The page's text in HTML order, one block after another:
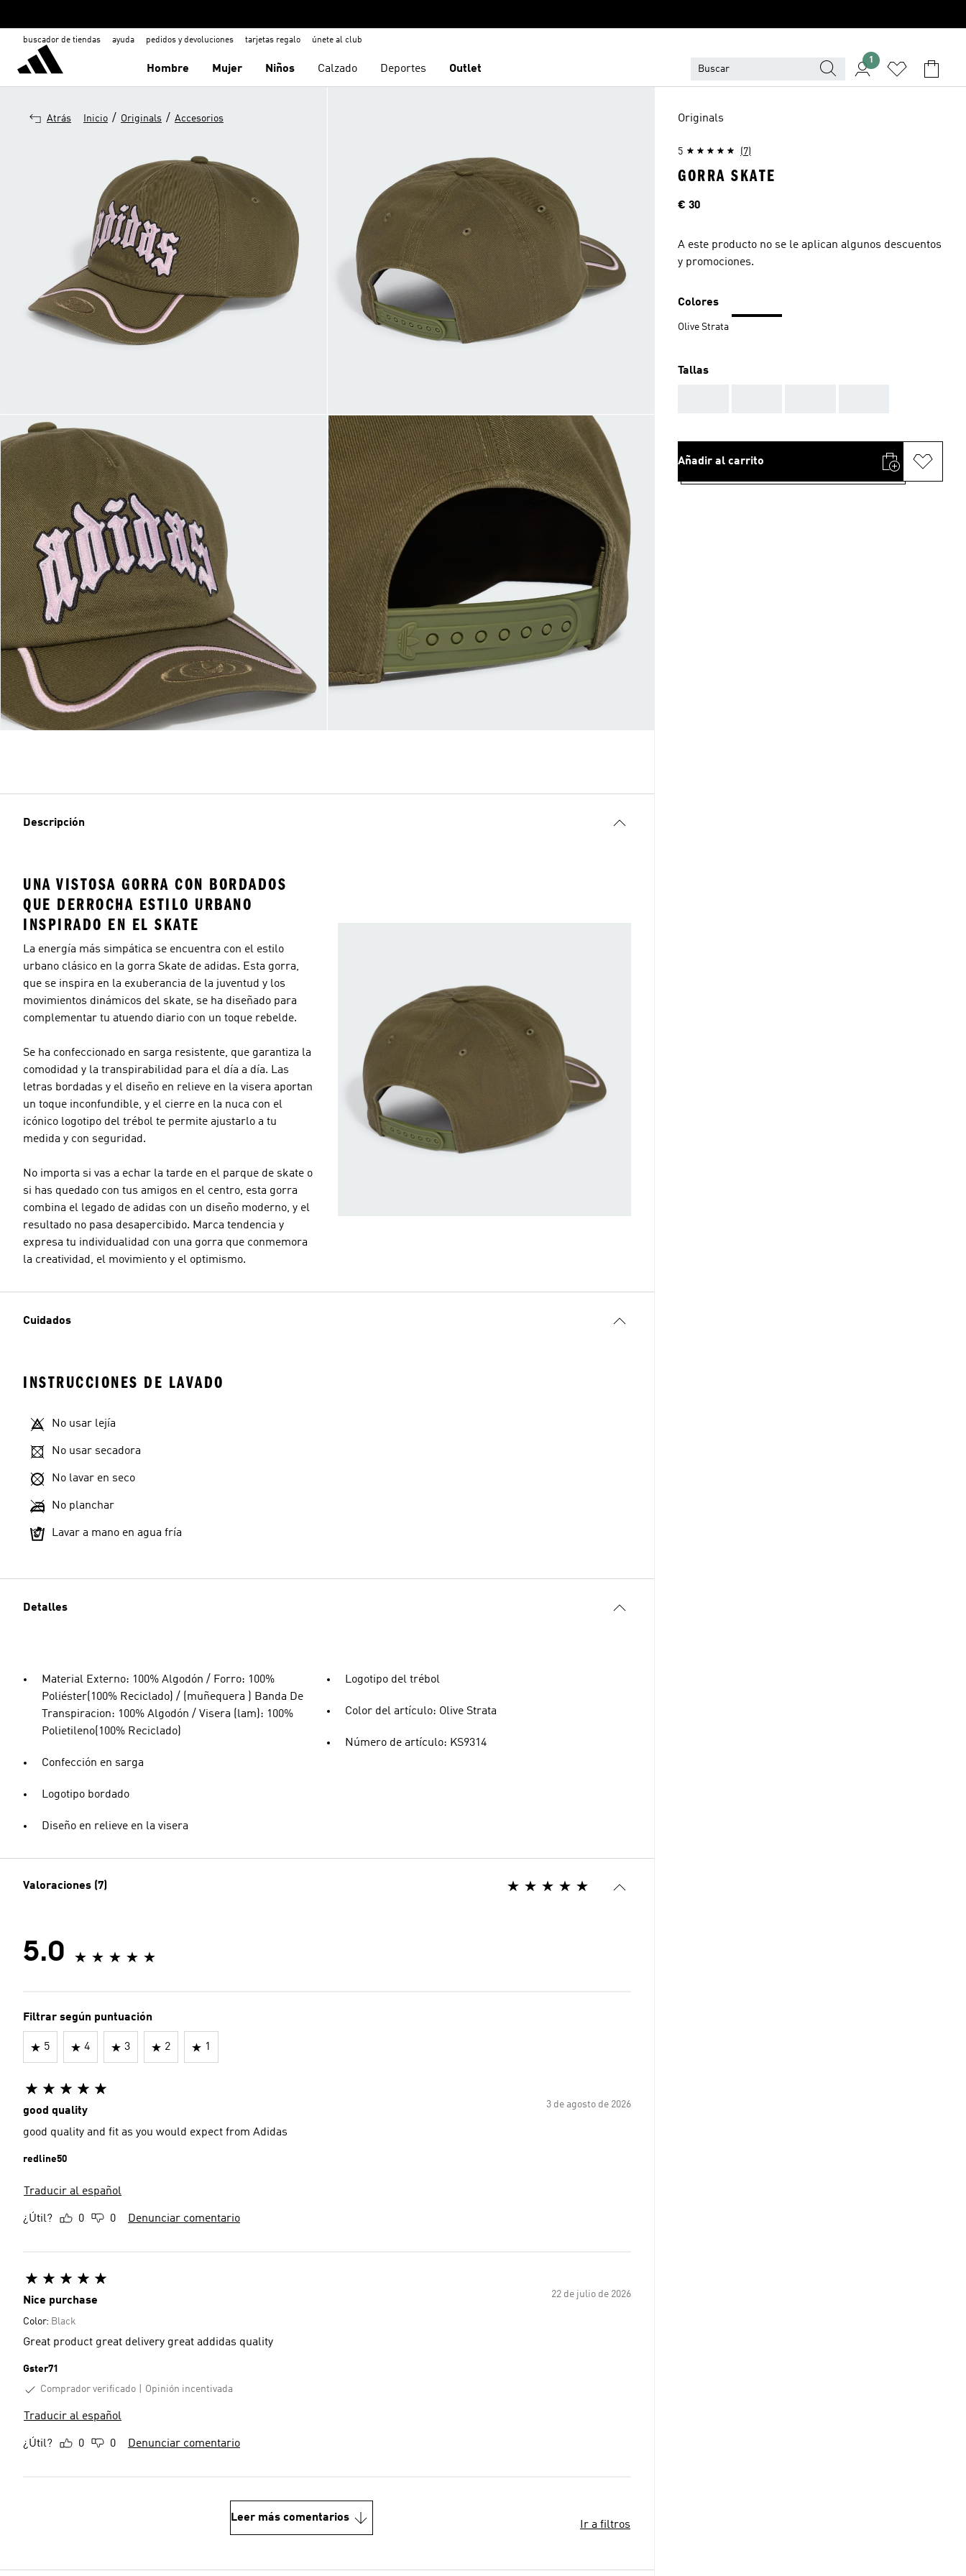
buscador de tiendas ayuda pedidos y devoluciones tarjetas regalo únete al club
Hombre Mujer Niños Calzado Deportes Outlet
1
Atrás Inicio / Originals / Accesorios
Descripción
UNA VISTOSA GORRA CON BORDADOS
QUE DERROCHA ESTILO URBANO
INSPIRADO EN EL SKATE
La energía más simpática se encuentra con el estilo
urbano clásico en la gorra Skate de adidas. Esta gorra,
que se inspira en la exuberancia de la juventud y los
movimientos dinámicos del skate, se ha diseñado para
complementar tu atuendo diario con un toque rebelde.
Se ha confeccionado en sarga resistente, que garantiza la
comodidad y la transpirabilidad para el día a día. Las
letras bordadas y el diseño en relieve en la visera aportan
un toque inconfundible, y el cierre en la nuca con el
icónico logotipo del trébol te permite ajustarlo a tu
medida y con seguridad.
No importa si vas a echar la tarde en el parque de skate o
si has quedado con tus amigos en el centro, esta gorra
combina el legado de adidas con un diseño moderno, y el
resultado no pasa desapercibido. Marca tendencia y
expresa tu individualidad con una gorra que conmemora
la creatividad, el movimiento y el optimismo.
Cuidados
INSTRUCCIONES DE LAVADO
No usar lejía
No usar secadora
No lavar en seco
No planchar
Lavar a mano en agua fría
Detalles
Material Externo: 100% Algodón / Forro: 100%
Poliéster(100% Reciclado) / (muñequera ) Banda De
Transpiracion: 100% Algodón / Visera (lam): 100%
Polietileno(100% Reciclado)
Confección en sarga
Logotipo bordado
Diseño en relieve en la visera
Logotipo del trébol
Color del artículo: Olive Strata
Número de artículo: KS9314
Valoraciones (7)
5.0
Filtrar según puntuación
5 4 3 2 1
3 de agosto de 2026
good quality
good quality and fit as you would expect from Adidas
redline50
Traducir al español
¿Útil? 0 0 Denunciar comentario
22 de julio de 2026
Nice purchase
Color: Black
Great product great delivery great addidas quality
Gster71
Comprador verificado
Opinión incentivada
Traducir al español
¿Útil? 0 0 Denunciar comentario
Leer más comentarios
Ir a filtros
Originals
5 (7)
GORRA SKATE
Precio
€ 30
A este producto no se le aplican algunos descuentos
y promociones.
Colores
Olive Strata
Tallas
Añadir al carrito